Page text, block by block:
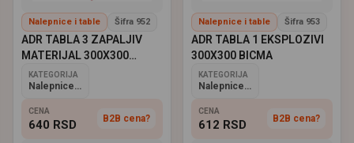
Nalepnice i table Šifra 952
ADR TABLA 3 ZAPALJIV
MATERIJAL 300X300
BICMA
KATEGORIJA
Nalepnice i table
CENA
640 RSD B2B cena?
Nalepnice i table Šifra 953
ADR TABLA 1 EKSPLOZIVI
300X300 BICMA
KATEGORIJA
Nalepnice i table
CENA
612 RSD B2B cena?